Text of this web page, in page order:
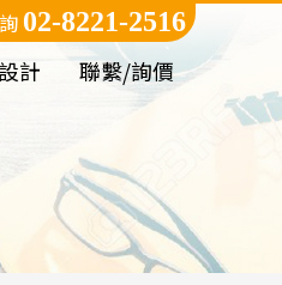
計 聯繫/詢價
02-8221-2516